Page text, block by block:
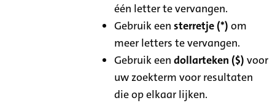
één letter te vervangen.
Gebruik eensterretje (*) om
meer letters te vervangen.
Gebruik eendollarteken ($) voor
uw zoekterm voor resultaten
die op elkaar lijken.